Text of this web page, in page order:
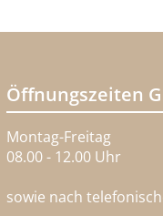
Öffnungszeiten
Montag-Freitag
08.00 - 12.00 Uhr
sowie nach